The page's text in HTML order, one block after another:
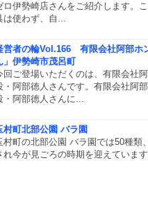
ロ伊勢崎店さんをご紹介します。
は使わず、自...
営者の輪Vol.166 有限会社阿部ホ
」伊勢崎市茂呂町
回ご登場いただくのは、有限会社
・阿部徳人さんです。有限会社阿
・阿部徳人さんに...
村町北部公園 バラ園
村町の北部公園 バラ園では50種類
れ今が見ごろの時期を迎えていま